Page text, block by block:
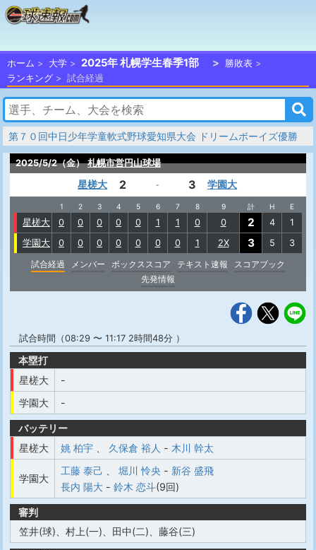
ホーム 大学 2025年 札幌学生春季1部
勝敗表
ランキング
試合経過
第７０回中日少年学童軟式野球愛知県大会 ドリームボーイズ優勝
2025/5/2（金） 札幌市営円山球場
星槎大 2 - 3 学園大
1 2 3 4 5 6 7 8 9 計 H E
星槎大 0 0 0 0 0 1 1 0 0 2 4
1
学園大
0 0 0 0 0 0 0 1 2X 3 5
3
試合経過
メンバー ボックススコア テキスト速報
スコアブック
先発情報
試合時間（08:29 〜 11:17 2時間48分 ）
本塁打
星槎大
-
学園大
-
バッテリー
星槎大
姚 柏宇 久保倉 裕人 - 木川 幹太
学園大
工藤 泰己 堀川 怜央 - 新谷 盛飛
長内 陽大 - 鈴木 恋斗(9回)
審判
笠井(球)、村上(一)、田中(二)、藤谷(三)